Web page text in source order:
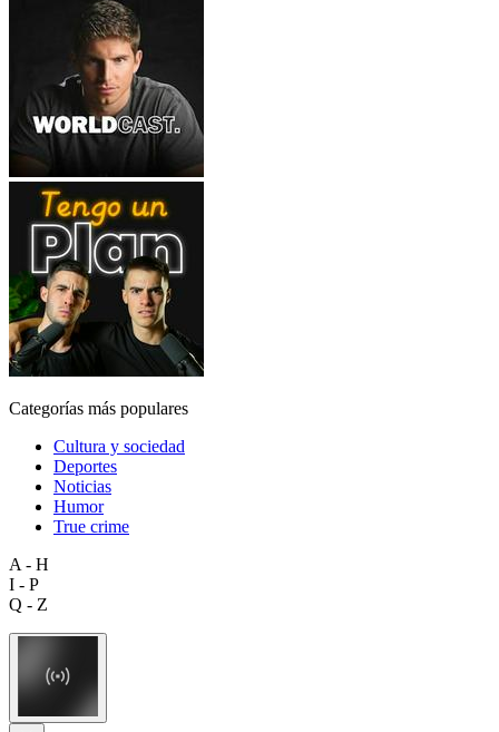
Categorías más populares
Cultura y sociedad
Deportes
Noticias
Humor
True crime
A - H
I - P
Q - Z